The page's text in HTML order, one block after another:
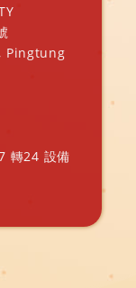
Pingtung
轉24 設備